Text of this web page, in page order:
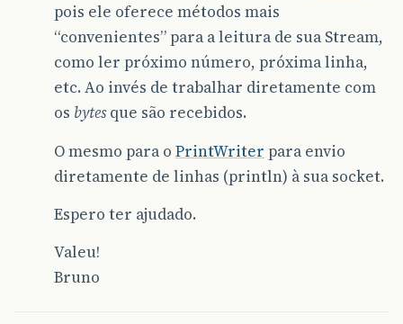
pois ele oferece métodos mais
“convenientes” para a leitura de sua Stream,
como ler próximo número, próxima linha,
etc. Ao invés de trabalhar diretamente com
os bytesque são recebidos.
O mesmo para o PrintWriter para envio
diretamente de linhas (println) à sua socket.
Espero ter ajudado.
Valeu!
Bruno